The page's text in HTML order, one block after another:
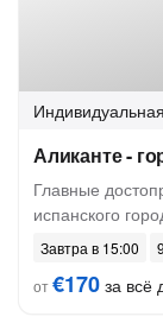
Индивидуальная
Аликанте -
Главные
испанского
Завтра в 15:00
от€170 за всё